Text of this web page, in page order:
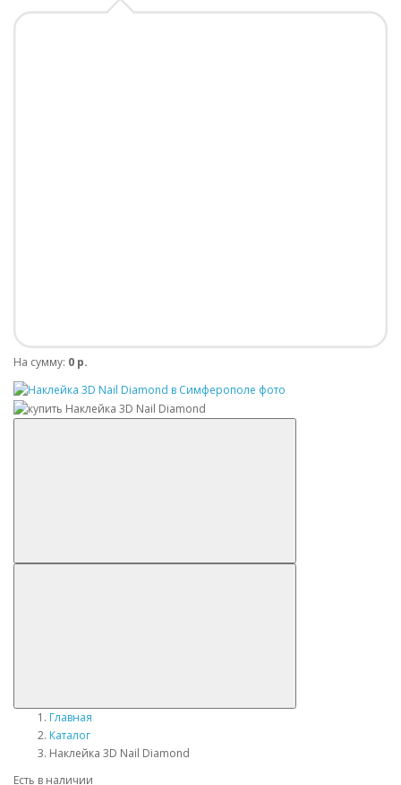
На сумму: 0 р.
Главная
Каталог
Наклейка 3D Nail Diamond
Есть в наличии